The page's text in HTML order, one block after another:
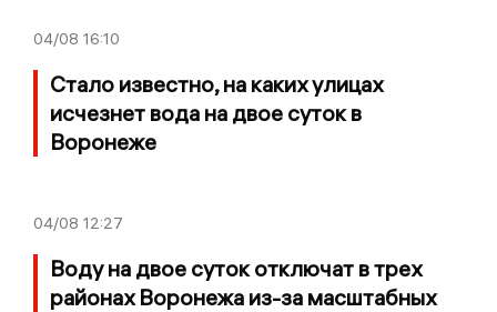
04/08 16:10
Стало известно, на каких улицах
исчезнет вода на двое суток в
Воронеже
04/08 12:27
Воду на двое суток отключат в трех
районах Воронежа из-за масштабных